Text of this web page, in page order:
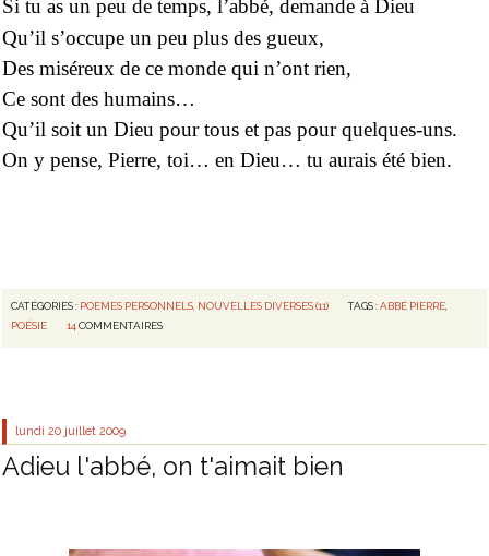
Si tu as un peu de temps, l’abbé, demande à Dieu
Qu’il s’occupe un peu plus des gueux,
Des miséreux de ce monde qui n’ont rien,
Ce sont des humains…
Qu’il soit un Dieu pour tous et pas pour quelques-uns.
On y pense, Pierre, toi… en Dieu… tu aurais été bien.
CATÉGORIES : POEMES PERSONNELS, NOUVELLES DIVERSES (11) TAGS :ABBÉ PIERRE
POÉSIE
14 COMMENTAIRES
lundi 20 juillet 2009
Adieu l'abbé, on t'aimait bien